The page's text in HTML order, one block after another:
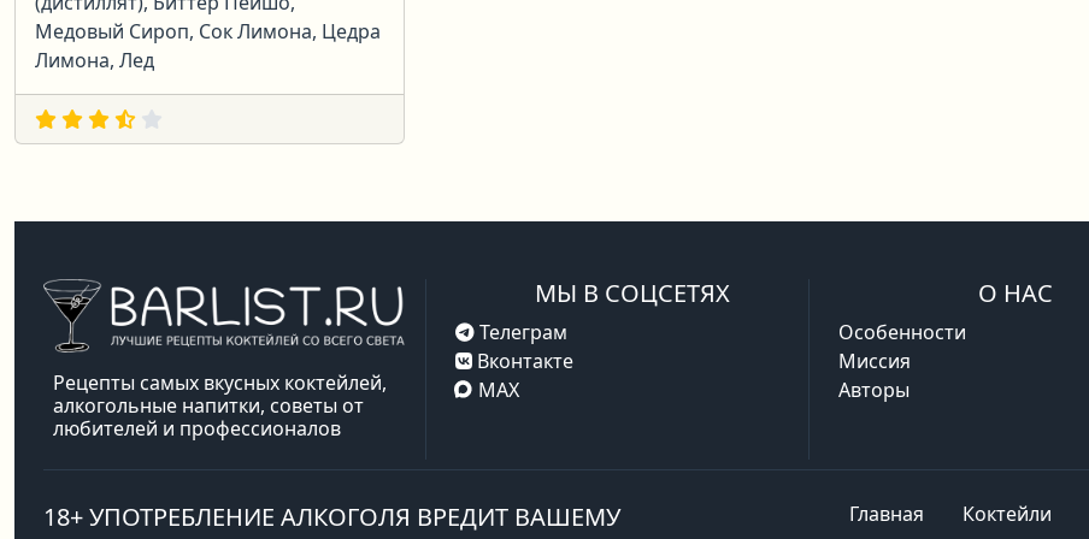
Медовый Сироп, Сок Лимона, Цедра
Лимона, Лед
Рецепты самых вкусных коктейлей,
алкогольные напитки, советы от
любителей и профессионалов
МЫ В СОЦСЕТЯХ
Телеграм
Вконтакте
MAX
О НАС
Особенности
Миссия
Авторы
18+ УПОТРЕБЛЕНИЕ АЛКОГОЛЯ ВРЕДИТ ВАШЕМУ
Главная Коктейли